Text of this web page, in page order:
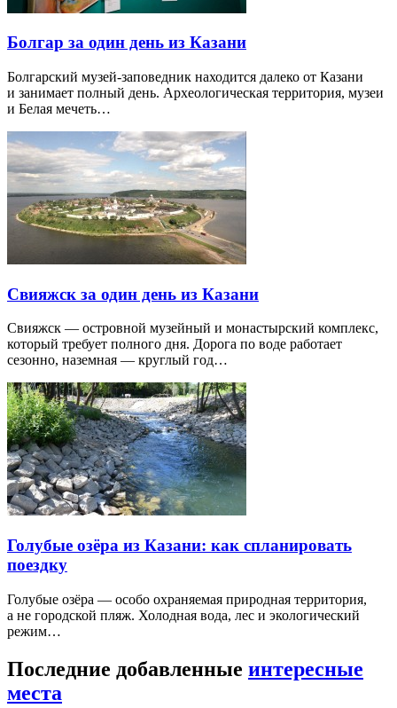
Болгар за один день из Казани
Болгарский музей-заповедник находится далеко от Казани
и занимает полный день. Археологическая территория, музеи
и Белая мечеть…
Свияжск за один день из Казани
Свияжск — островной музейный и монастырский комплекс,
который требует полного дня. Дорога по воде работает
сезонно, наземная — круглый год…
Голубые озёра из Казани: как спланировать
поездку
Голубые озёра — особо охраняемая природная территория,
а не городской пляж. Холодная вода, лес и экологический
режим…
Последние добавленные интересные
места